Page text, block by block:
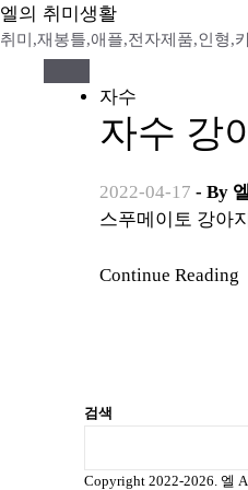
Skip
to
엘의 취미생활
취미,재봉틀,애플,전자제품,인형,
자수
자수 강
2022-04-17 - By 엘
스푸메이토 강아지
Continue Reading
검색
Copyright 2022-2026. 엘